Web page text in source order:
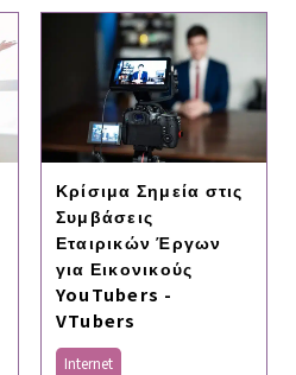
Κρίσιμα Σημεία στις
Συμβάσεις
Εταιρικών Έργων
για Εικονικούς
YouTubers -
VTubers
Internet